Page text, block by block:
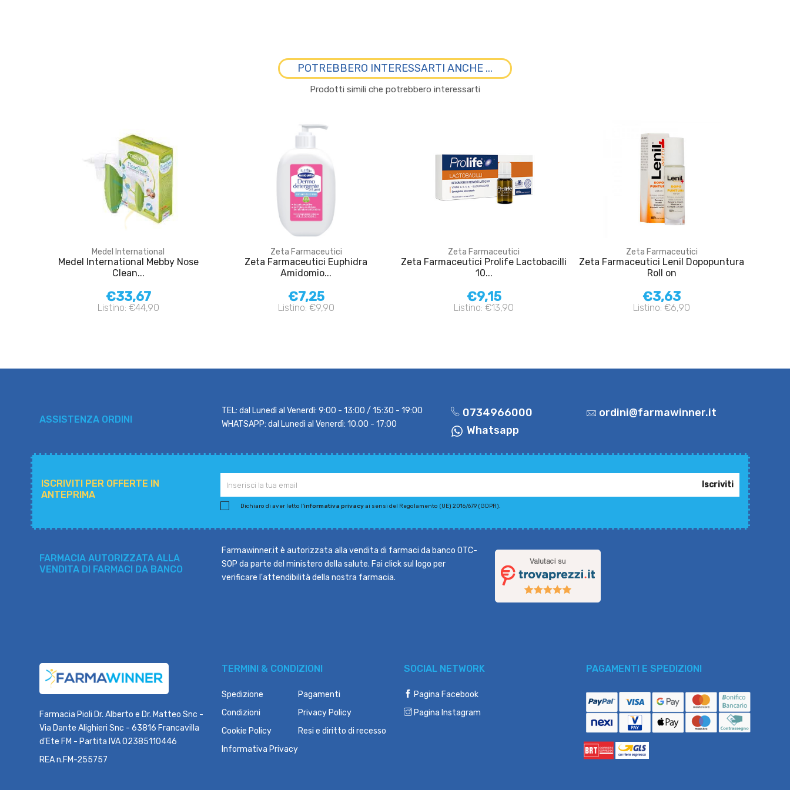
POTREBBERO INTERESSARTI ANCHE ...
Prodotti simili che potrebbero interessarti
Medel International
Medel International Mebby Nose
Clean...
€33,67
Listino: €44,90
Zeta Farmaceutici
Zeta Farmaceutici Euphidra
Amidomio...
€7,25
Listino: €9,90
Zeta Farmaceutici
Zeta Farmaceutici Prolife Lactobacilli
10...
€9,15
Listino: €13,90
Zeta Farmaceutici
Zeta Farmaceutici Lenil Dopopuntura
Roll on
€3,63
Listino: €6,90
ASSISTENZA ORDINI
TEL: dal Lunedì al Venerdì: 9:00 - 13:00 / 15:30 - 19:00
WHATSAPP: dal Lunedì al Venerdì: 10.00 - 17:00
0734966000
Whatsapp
ordini@farmawinner.it
ISCRIVITI PER OFFERTE IN
ANTEPRIMA
Iscriviti
Dichiaro di aver letto l'informativa privacyai sensi del Regolamento (UE) 2016/679 (GDPR).
FARMACIA AUTORIZZATA ALLA
VENDITA DI FARMACI DA BANCO
Farmawinner.it è autorizzata alla vendita di farmaci da banco OTC-
SOP da parte del ministero della salute. Fai click sul logo per
verificare l'attendibilità della nostra farmacia.
Farmacia Pioli Dr. Alberto e Dr. Matteo Snc -
Via Dante Alighieri Snc - 63816 Francavilla
d'Ete FM - Partita IVA 02385110446
REA n.FM-255757
TERMINI & CONDIZIONI
Spedizione
Pagamenti
Condizioni
Privacy Policy
Cookie Policy
Resi e diritto di recesso
Informativa Privacy
SOCIAL NETWORK
Pagina Facebook
Pagina Instagram
PAGAMENTI E SPEDIZIONI